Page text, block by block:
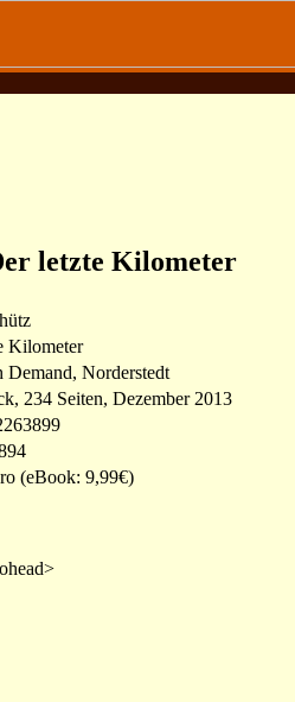
letzte Kilometer
Kilometer
Demand, Norderstedt
234 Seiten, Dezember 2013
(eBook: 9,99€)